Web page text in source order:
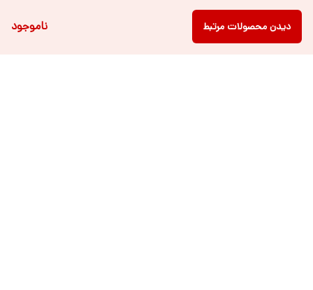
ناموجود دیدن محصولات مرتبط